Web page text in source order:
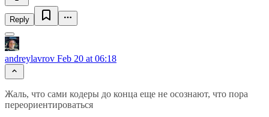
Reply
andreylavrov Feb 20 at 06:18
Жаль, что сами кодеры до конца еще не осознают, что пора
переориентироваться